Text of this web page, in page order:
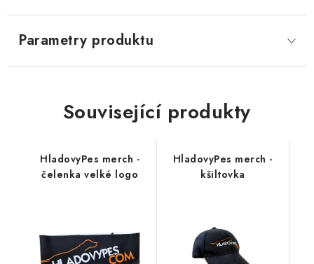
Parametry produktu
Související produkty
HladovyPes merch -
čelenka velké logo
HladovyPes merch -
kšiltovka